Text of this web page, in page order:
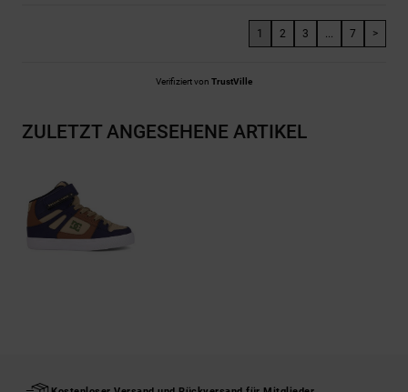
1 2 3 ... 7 >
Verifiziert von TrustVille
ZULETZT ANGESEHENE ARTIKEL